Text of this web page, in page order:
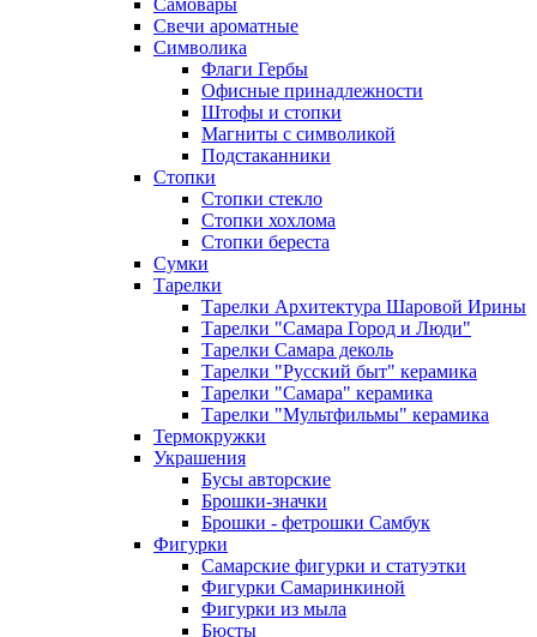
Самовары
Свечи ароматные
Символика
Флаги Гербы
Офисные принадлежности
Штофы и стопки
Магниты с символикой
Подстаканники
Стопки
Стопки стекло
Стопки хохлома
Стопки береста
Сумки
Тарелки
Тарелки Архитектура Шаровой Ирины
Тарелки "Самара Город и Люди"
Тарелки Самара деколь
Тарелки "Русский быт" керамика
Тарелки "Самара" керамика
Тарелки "Мультфильмы" керамика
Термокружки
Украшения
Бусы авторские
Брошки-значки
Брошки - фетрошки Самбук
Фигурки
Самарские фигурки и статуэтки
Фигурки Самаринкиной
Фигурки из мыла
Бюсты